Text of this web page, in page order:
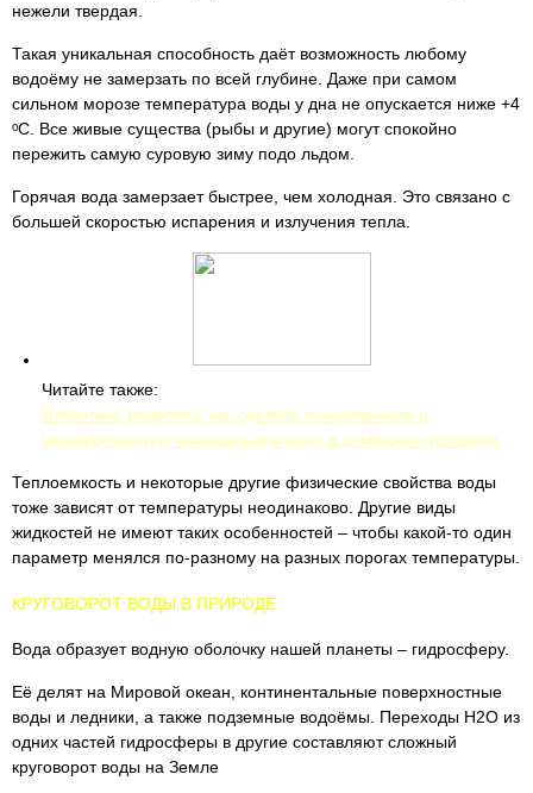
нежели твердая.
Такая уникальная способность даёт возможность любому
водоёму не замерзать по всей глубине. Даже при самом
сильном морозе температура воды у дна не опускается ниже +4
ᵒС. Все живые существа (рыбы и другие) могут спокойно
пережить самую суровую зиму подо льдом.
Горячая вода замерзает быстрее, чем холодная. Это связано с
большей скоростью испарения и излучения тепла.
Читайте также:
Несколько рецептов, как сделать газированную и
негазированную минеральную воду в домашних условиях
Теплоемкость и некоторые другие физические свойства воды
тоже зависят от температуры неодинаково. Другие виды
жидкостей не имеют таких особенностей – чтобы какой-то один
параметр менялся по-разному на разных порогах температуры.
КРУГОВОРОТ ВОДЫ В ПРИРОДЕ
Вода образует водную оболочку нашей планеты – гидросферу.
Её делят на Мировой океан, континентальные поверхностные
воды и ледники, а также подземные водоёмы. Переходы H2O из
одних частей гидросферы в другие составляют сложный
круговорот воды на Земле